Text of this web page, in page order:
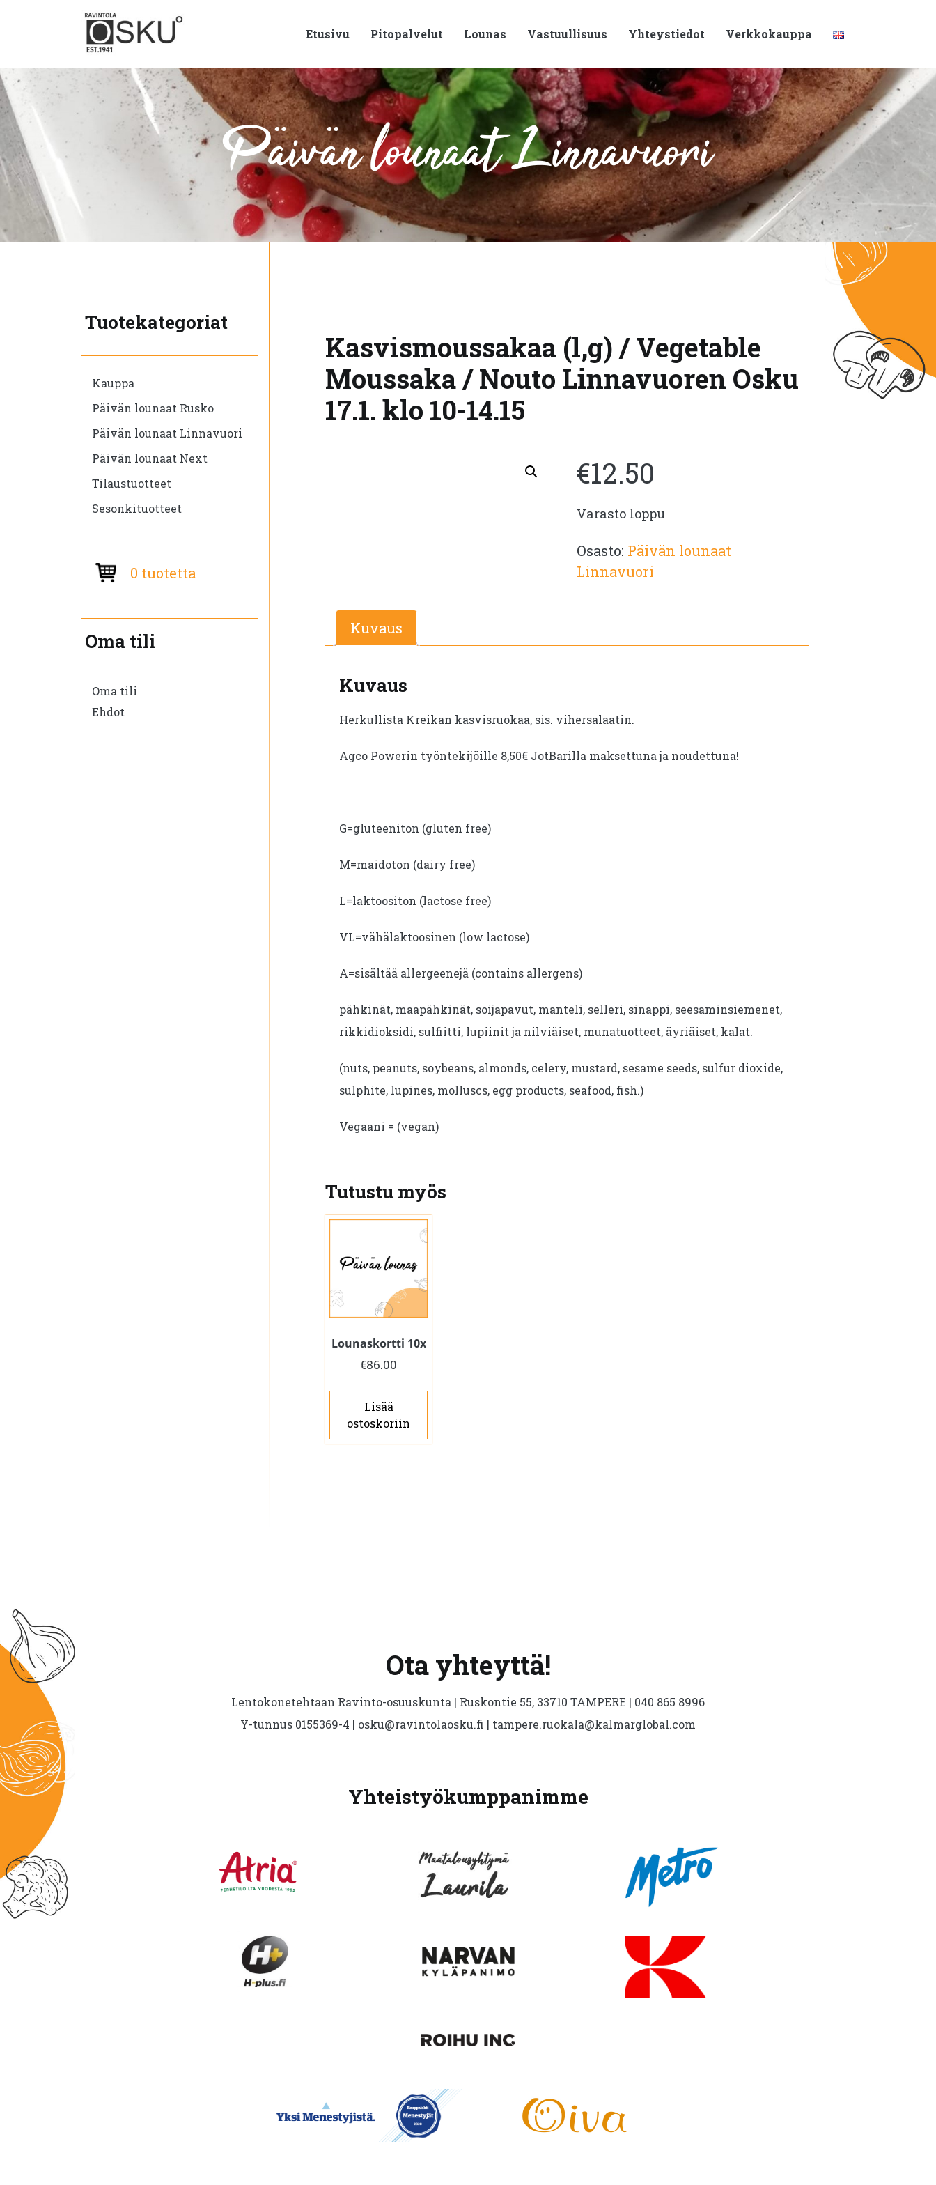
Etusivu Pitopalvelut Lounas Vastuullisuus Yhteystiedot Verkkokauppa
Päivän lounaat Linnavuori
Tuotekategoriat
Kauppa
Päivän lounaat Rusko
Päivän lounaat Linnavuori
Päivän lounaat Next
Tilaustuotteet
Sesonkituotteet
0 tuotetta
Oma tili
Oma tili
Ehdot
Kasvismoussakaa (l,g) / Vegetable
Moussaka / Nouto Linnavuoren Osku
17.1. klo 10-14.15
€12.50
Varasto loppu
Osasto: Päivän lounaat
Linnavuori
Kuvaus
Kuvaus
Herkullista Kreikan kasvisruokaa, sis. vihersalaatin.
Agco Powerin työntekijöille 8,50€ JotBarilla maksettuna ja noudettuna!
G=gluteeniton (gluten free)
M=maidoton (dairy free)
L=laktoositon (lactose free)
VL=vähälaktoosinen (low lactose)
A=sisältää allergeenejä (contains allergens)
pähkinät, maapähkinät, soijapavut, manteli, selleri, sinappi, seesaminsiemenet,
rikkidioksidi, sulfiitti, lupiinit ja nilviäiset, munatuotteet, äyriäiset, kalat.
(nuts, peanuts, soybeans, almonds, celery, mustard, sesame seeds, sulfur dioxide,
sulphite, lupines, molluscs, egg products, seafood, fish.)
Vegaani = (vegan)
Tutustu myös
Lounaskortti 10x
€86.00
Lisää
ostoskoriin
Ota yhteyttä!
Lentokonetehtaan Ravinto-osuuskunta | Ruskontie 55, 33710 TAMPERE | 040 865 8996
Y-tunnus 0155369-4 | osku@ravintolaosku.fi | tampere.ruokala@kalmarglobal.com
Yhteistyökumppanimme